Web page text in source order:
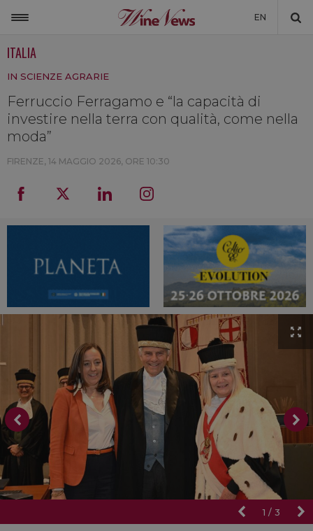
EN
NON SOLO VINO
LA CANTINA DI WINENEWS
DICONO DI NOI
ITALIA
IN SCIENZE AGRARIE
Ferruccio Ferragamo e “la capacità di
investire nella terra con qualità, come nella
moda”
FIRENZE, 14 MAGGIO 2026, ORE 10:30
1 / 3